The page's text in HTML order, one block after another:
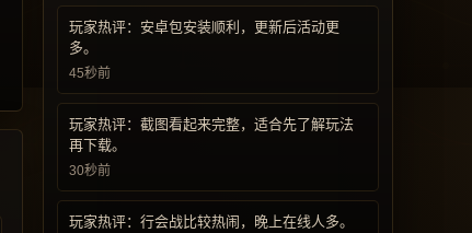
玩家热评：安卓包安装顺利，更新后活动更
多。
45秒前
玩家热评：截图看起来完整，适合先了解玩法
再下载。
30秒前
玩家热评：行会战比较热闹，晚上在线人多。